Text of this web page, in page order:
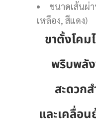
ขนาดเส้นผ่
เหลือง, สีแดง)
ขาตั้งโคม
พริบพลั
สะดวก
และเคลื่อ